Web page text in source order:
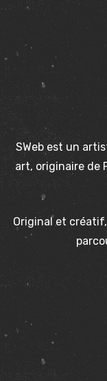
SWeb est un
art, originaire de
Original et